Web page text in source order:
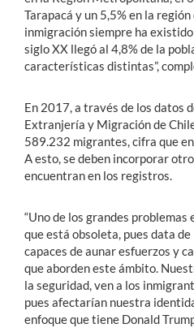
Tarapacá y un 5,5% en la región
inmigración siempre ha
siglo XX llegó al 4,8% de la
características distintas”,
En 2017, a través de los datos
Extranjería y Migración de
589.232 migrantes, cifra que
A esto, se deben incorporar
encuentran en los registros.
“Uno de los grandes
que está obsoleta, pues data
capaces de aunar esfuerzos y
que aborden este ámbito.
la seguridad, ven a los
pues afectarían nuestra
enfoque que tiene Donald